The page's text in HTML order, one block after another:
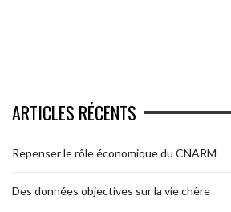
ARTICLES RÉCENTS
Repenser le rôle économique du CNARM
Des données objectives sur la vie chère